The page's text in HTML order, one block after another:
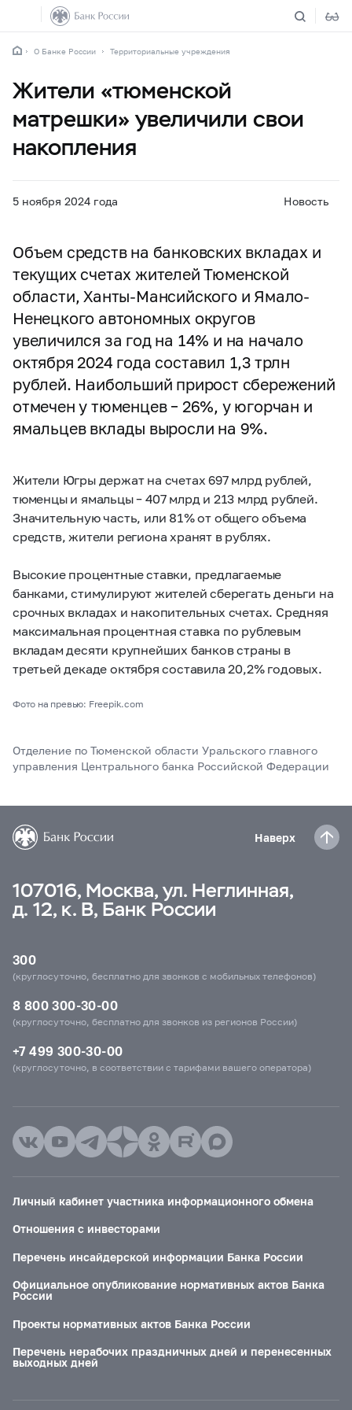
О Банке России Территориальные учреждения
Жители «тюменской
матрешки» увеличили свои
накопления
5 ноября 2024 года Новость
Объем средств на банковских вкладах и
текущих счетах жителей Тюменской
области, Ханты-Мансийского и Ямало-
Ненецкого автономных округов
увеличился за год на 14% и на начало
октября 2024 года составил 1,3 трлн
рублей. Наибольший прирост сбережений
отмечен у тюменцев – 26%, у югорчан и
ямальцев вклады выросли на 9%.
Жители Югры держат на счетах 697 млрд рублей,
тюменцы и ямальцы – 407 млрд и 213 млрд рублей.
Значительную часть, или 81% от общего объема
средств, жители региона хранят в рублях.
Высокие процентные ставки, предлагаемые
банками, стимулируют жителей сберегать деньги на
срочных вкладах и накопительных счетах. Средняя
максимальная процентная ставка по рублевым
вкладам десяти крупнейших банков страны в
третьей декаде октября составила 20,2% годовых.
Фото на превью: Freepik.com
Отделение по Тюменской области Уральского главного
управления Центрального банка Российской Федерации
Наверх
107016, Москва, ул. Неглинная,
д. 12, к. В, Банк России
300
(круглосуточно, бесплатно для звонков с мобильных телефонов)
8 800 300-30-00
(круглосуточно, бесплатно для звонков из регионов России)
+7 499 300-30-00
(круглосуточно, в соответствии с тарифами вашего оператора)
Личный кабинет участника информационного обмена
Отношения с инвесторами
Перечень инсайдерской информации Банка России
Официальное опубликование нормативных актов Банка
России
Проекты нормативных актов Банка России
Перечень нерабочих праздничных дней и перенесенных
выходных дней